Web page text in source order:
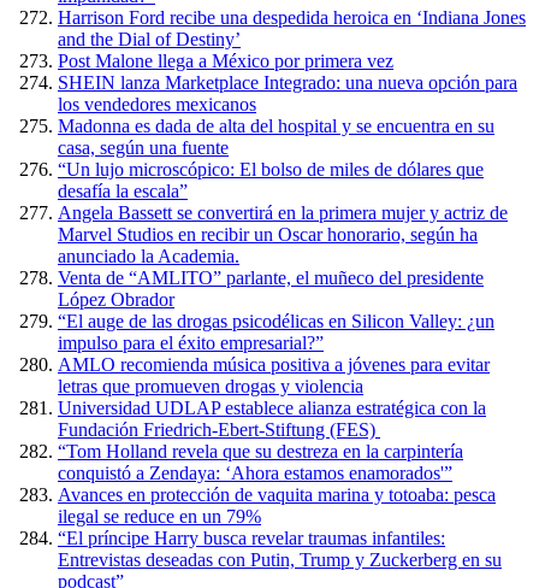
Harrison Ford recibe una despedida heroica en ‘Indiana Jones
and the Dial of Destiny’
Post Malone llega a México por primera vez
SHEIN lanza Marketplace Integrado: una nueva opción para
los vendedores mexicanos
Madonna es dada de alta del hospital y se encuentra en su
casa, según una fuente
“Un lujo microscópico: El bolso de miles de dólares que
desafía la escala”
Angela Bassett se convertirá en la primera mujer y actriz de
Marvel Studios en recibir un Oscar honorario, según ha
anunciado la Academia.
Venta de “AMLITO” parlante, el muñeco del presidente
López Obrador
“El auge de las drogas psicodélicas en Silicon Valley: ¿un
impulso para el éxito empresarial?”
AMLO recomienda música positiva a jóvenes para evitar
letras que promueven drogas y violencia
Universidad UDLAP establece alianza estratégica con la
Fundación Friedrich-Ebert-Stiftung (FES)
“Tom Holland revela que su destreza en la carpintería
conquistó a Zendaya: ‘Ahora estamos enamorados'”
Avances en protección de vaquita marina y totoaba: pesca
ilegal se reduce en un 79%
“El príncipe Harry busca revelar traumas infantiles:
Entrevistas deseadas con Putin, Trump y Zuckerberg en su
podcast”